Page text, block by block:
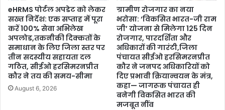
eHRMS पोर्टल अपडेट को लेकर
सख्त निर्देश: एक सप्ताह में पूरा
करें 100% सेवा अभिलेख
अपलोड,तकनीकी दिक्कतों के
समाधान के लिए जिला स्तर पर
तीन सदस्यीय सहायता दल
गठित, सीईओ हरसिमरनप्रीत
कौर ने तय की समय-सीमा
August 6, 2026
ग्रामीण रोजगार का नया
भरोसा: ‘विकसित भारत-जी राम
जी’ योजना से मिलेगा 125 दिन
रोजगार, पारदर्शिता और
अधिकारों की गारंटी,जिला
पंचायत सीईओ हरसिमरनप्रीत
कौर ने जनपद अधिकारियों को
दिए प्रभावी क्रियान्वयन के मंत्र,
कहा— जागरूक पंचायत ही
बनेगी विकसित भारत की
मजबूत नींव